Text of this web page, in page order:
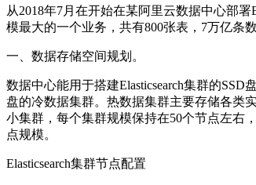
从2018年7月在开始在某阿里云数据中心部
模最大的一个业务，共有800张表，7万亿条
一、数据存储空间规划。
数据中心能用于搭建Elasticsearch集群的
盘的冷数据集群。热数据集群主要存储各类
小集群，每个集群规模保持在50个节点左右
点规模。
Elasticsearch集群节点配置